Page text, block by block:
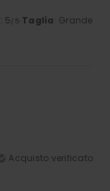
: 5 /5 Taglia: Grande
Acquisto verificato